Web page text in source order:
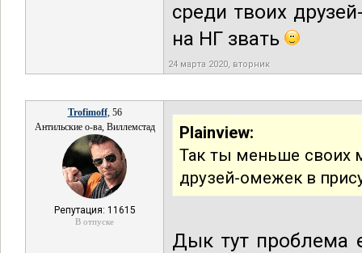
среди твоих
на НГ звать
24 марта 2020, вторник
Trofimoff, 56
Антильские о-ва, Виллемстад
Репутация: 11615
В отпуске
Plainview:
Так ты меньше своих
друзей-омежек в
Дык тут проблема